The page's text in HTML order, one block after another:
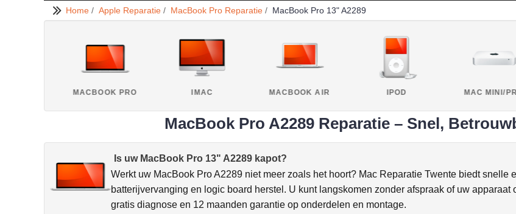
Home / Apple Reparatie / MacBook Pro Reparatie / MacBook Pro 13" A2289
MACBOOK PRO IMAC MACBOOK AIR IPOD MAC MINI/
MacBook Pro A2289 Reparatie – Snel,
Is uw MacBook Pro 13" A2289 kapot?
Werkt uw MacBook Pro A2289 niet meer zoals het hoort? Mac Reparatie Twente biedt
batterijvervanging en logic board herstel. U kunt langskomen zonder afspraak of uw
gratis diagnose en 12 maanden garantie op onderdelen en montage.